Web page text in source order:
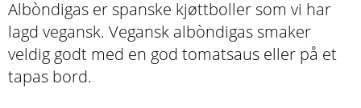
Albòndigas er spanske kjøttboller som vi har
lagd vegansk. Vegansk albòndigas smaker
veldig godt med en god tomatsaus eller på et
tapas bord.